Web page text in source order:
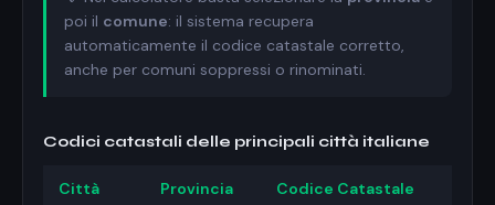
poi il comune: il sistema recupera
automaticamente il codice catastale corretto,
anche per comuni soppressi o rinominati.
Codici catastali delle principali città italiane
Città Provincia Codice Catastale